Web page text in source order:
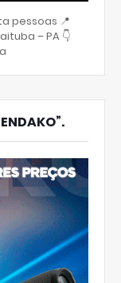
pessoas 📍
– PA 👇